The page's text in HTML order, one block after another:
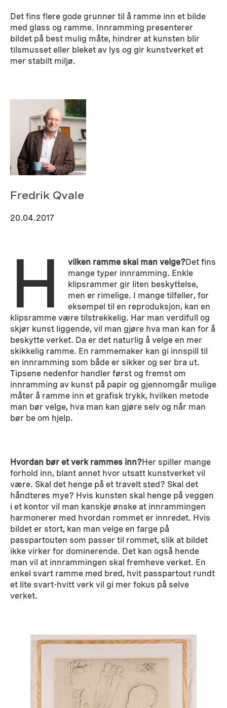
Det fins flere gode grunner til å ramme inn et bilde
med glass og ramme. Innramming presenterer
bildet på best mulig måte, hindrer at kunsten blir
tilsmusset eller bleket av lys og gir kunstverket et
mer stabilt miljø.
Fredrik Qvale
20.04.2017
H vilken ramme skal man velge?Det fins
mange typer innramming. Enkle
klipsrammer gir liten beskyttelse,
men er rimelige. I mange tilfeller, for
eksempel til en reproduksjon, kan en
klipsramme være tilstrekkelig. Har man verdifull og
skjør kunst liggende, vil man gjøre hva man kan for å
beskytte verket. Da er det naturlig å velge en mer
skikkelig ramme. En rammemaker kan gi innspill til
en innramming som både er sikker og ser bra ut.
Tipsene nedenfor handler først og fremst om
innramming av kunst på papir og gjennomgår mulige
måter å ramme inn et grafisk trykk, hvilken metode
man bør velge, hva man kan gjøre selv og når man
bør be om hjelp.
Hvordan bør et verk rammes inn?Her spiller mange
forhold inn, blant annet hvor utsatt kunstverket vil
være. Skal det henge på et travelt sted? Skal det
håndteres mye? Hvis kunsten skal henge på veggen
i et kontor vil man kanskje ønske at innrammingen
harmonerer med hvordan rommet er innredet. Hvis
bildet er stort, kan man velge en farge på
passpartouten som passer til rommet, slik at bildet
ikke virker for dominerende. Det kan også hende
man vil at innrammingen skal fremheve verket. En
enkel svart ramme med bred, hvit passpartout rundt
et lite svart-hvitt verk vil gi mer fokus på selve
verket.